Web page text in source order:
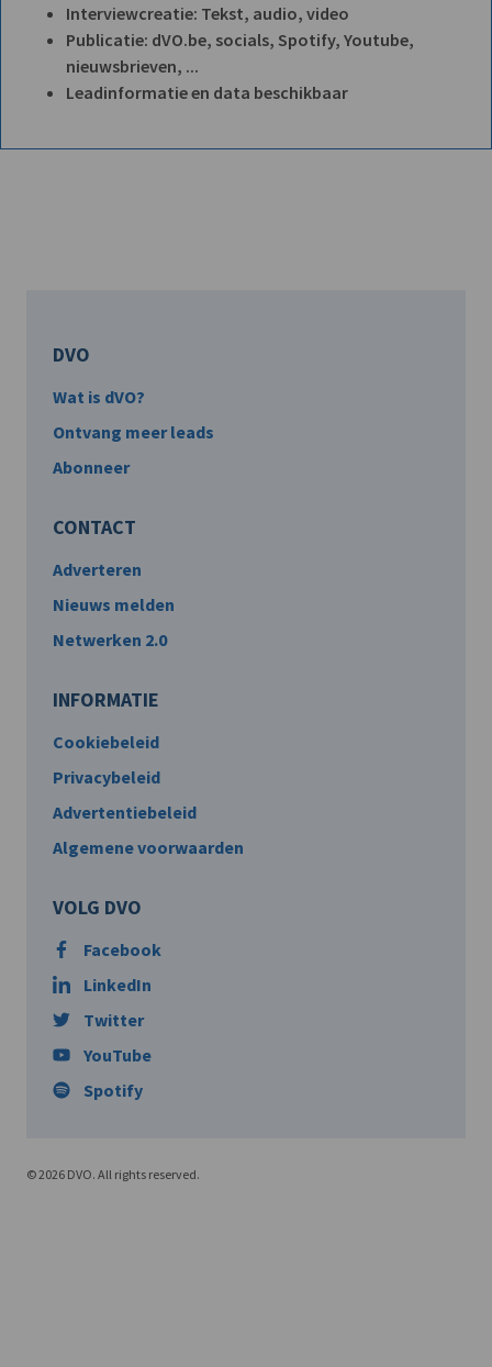
Interviewcreatie: Tekst, audio, video
Publicatie: dVO.be, socials, Spotify, Youtube,
nieuwsbrieven, ...
Leadinformatie en data beschikbaar
DVO
Wat is dVO?
Ontvang meer leads
Abonneer
CONTACT
Adverteren
Nieuws melden
Netwerken 2.0
INFORMATIE
Cookiebeleid
Privacybeleid
Advertentiebeleid
Algemene voorwaarden
VOLG DVO
Facebook
LinkedIn
Twitter
YouTube
Spotify
© 2026 DVO. All rights reserved.